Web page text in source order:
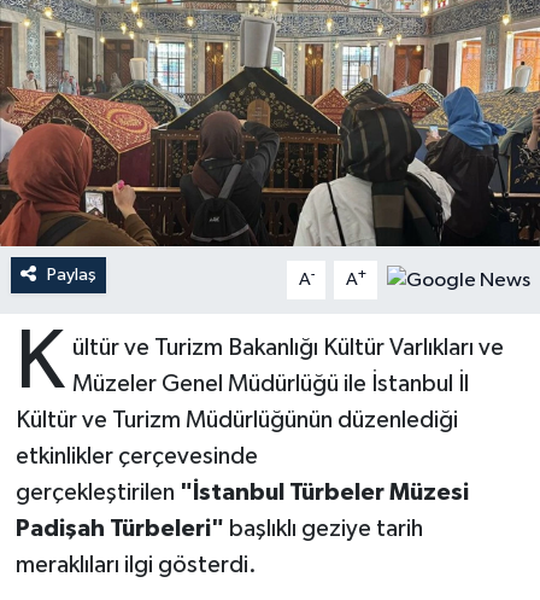
Paylaş A- A+
K ültür ve Turizm Bakanlığı Kültür Varlıkları ve
Müzeler Genel Müdürlüğü ile İstanbul İl
Kültür ve Turizm Müdürlüğünün düzenlediği
etkinlikler çerçevesinde
gerçekleştirilen "İstanbul Türbeler Müzesi
Padişah Türbeleri" başlıklı geziye tarih
meraklıları ilgi gösterdi.
Aydın Müftülüğü
Balıkesir Müftülüğü
Bartın Müftülüğü
Batman Müftülüğü
Bayburt Müftülüğü
Bilecik Müftülüğü
Bingöl Müftülüğü
Bitlis Müftülüğü
Bolu Müftülüğü
Mukabele
Peygamberimizin Hayatı
Ramazan
Sahabeler
Zekat
DİYANET GENÇLİK
DİYANET RADYO/TV
DEPREM
Dünya
Eğitim
Kültür-Sanat
Aile
Sağlık
Makaleler